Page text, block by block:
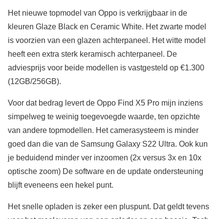
Het nieuwe topmodel van Oppo is verkrijgbaar in de
kleuren Glaze Black en Ceramic White. Het zwarte model
is voorzien van een glazen achterpaneel. Het witte model
heeft een extra sterk keramisch achterpaneel. De
adviesprijs voor beide modellen is vastgesteld op €1.300
(12GB/256GB).
Voor dat bedrag levert de Oppo Find X5 Pro mijn inziens
simpelweg te weinig toegevoegde waarde, ten opzichte
van andere topmodellen. Het camerasysteem is minder
goed dan die van de Samsung Galaxy S22 Ultra. Ook kun
je beduidend minder ver inzoomen (2x versus 3x en 10x
optische zoom) De software en de update ondersteuning
blijft eveneens een hekel punt.
Het snelle opladen is zeker een pluspunt. Dat geldt tevens